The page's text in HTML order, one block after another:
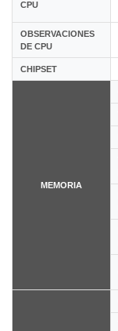
CPU
OBSERVACIONES
DE CPU
CHIPSET
MEMORIA